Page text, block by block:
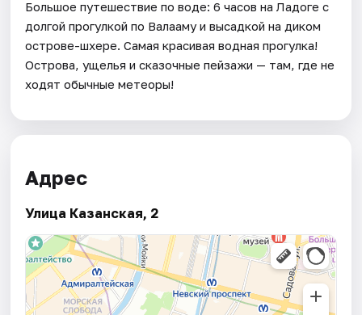
Большое путешествие по воде: 6 часов на Ладоге с
долгой прогулкой по Валааму и высадкой на диком
острове-шхере. Самая красивая водная прогулка!
Острова, ущелья и сказочные пейзажи — там, где не
ходят обычные метеоры!
Адрес
Улица Казанская, 2